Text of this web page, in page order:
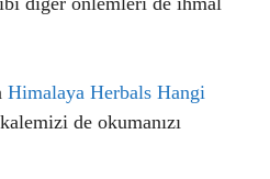
Himalaya Herbals Hangi
de okumanızı